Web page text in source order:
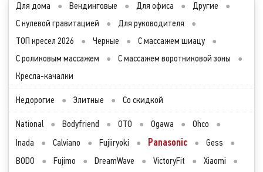
Для дома ● Вендинговые ● Для офиса ● Другие
●
С нулевой гравитацией
● Для руководителя
●
ТОП кресел 2026
● Черные ● С массажем шиацу
●
С роликовым массажем
● С массажем воротниковой зоны
●
Кресла-качалки
Недорогие ● Элитные ● Со скидкой
National ● Bodyfriend ● OTO ● Ogawa ● Ohco
●
Inada
● Calviano ● Fujiiryoki ● Panasonic ● Gess
●
BODO
● Fujimo ● DreamWave ● VictoryFit ● Xiaomi
●